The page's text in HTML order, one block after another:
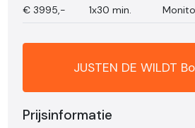
€ 3995,- 1x30 min.
JUSTEN DE WILDT
Prijsinformatie